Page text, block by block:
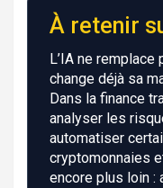
À retenir
L’IA ne
change déjà sa
Dans la finance
analyser les
automatiser
cryptomonnaies
encore plus loin :